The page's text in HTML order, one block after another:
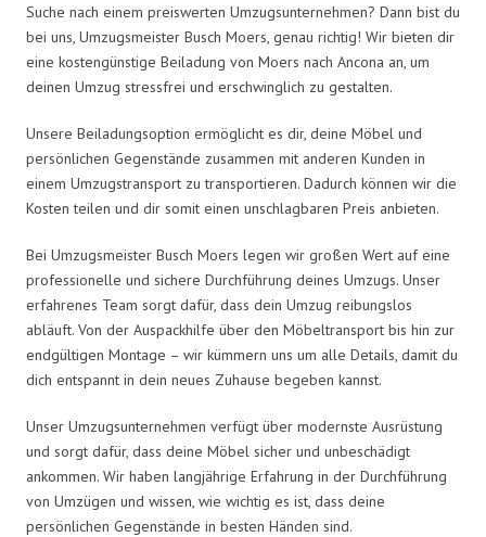
Suche nach einem preiswerten Umzugsunternehmen? Dann bist du
bei uns, Umzugsmeister Busch Moers, genau richtig! Wir bieten dir
eine kostengünstige Beiladung von Moers nach Ancona an, um
deinen Umzug stressfrei und erschwinglich zu gestalten.
Unsere Beiladungsoption ermöglicht es dir, deine Möbel und
persönlichen Gegenstände zusammen mit anderen Kunden in
einem Umzugstransport zu transportieren. Dadurch können wir die
Kosten teilen und dir somit einen unschlagbaren Preis anbieten.
Bei Umzugsmeister Busch Moers legen wir großen Wert auf eine
professionelle und sichere Durchführung deines Umzugs. Unser
erfahrenes Team sorgt dafür, dass dein Umzug reibungslos
abläuft. Von der Auspackhilfe über den Möbeltransport bis hin zur
endgültigen Montage – wir kümmern uns um alle Details, damit du
dich entspannt in dein neues Zuhause begeben kannst.
Unser Umzugsunternehmen verfügt über modernste Ausrüstung
und sorgt dafür, dass deine Möbel sicher und unbeschädigt
ankommen. Wir haben langjährige Erfahrung in der Durchführung
von Umzügen und wissen, wie wichtig es ist, dass deine
persönlichen Gegenstände in besten Händen sind.